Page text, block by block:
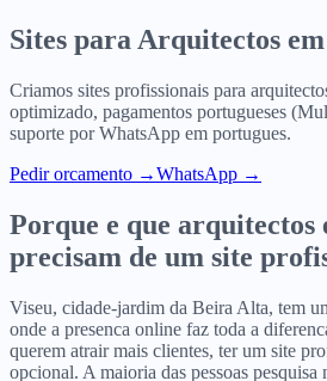
Sites para Arquitectos em
Criamos sites profissionais para
optimizado, pagamentos portugueses
suporte por WhatsApp em portugues.
Pedir orcamento →WhatsApp →
Porque e que arquitectos
precisam de um site
Viseu, cidade-jardim da Beira Alta, tem
onde a presenca online faz toda a
querem atrair mais clientes, ter um site
opcional. A maioria das pessoas pesquisa